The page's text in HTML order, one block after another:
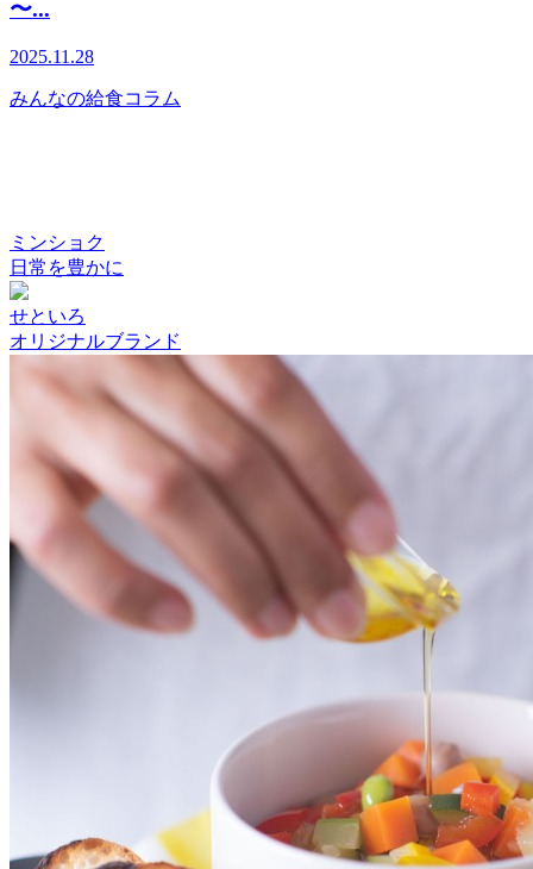
〜...
2025.11.28
みんなの給食コラム
ミンショク
日常を豊かに
せといろ
オリジナルブランド